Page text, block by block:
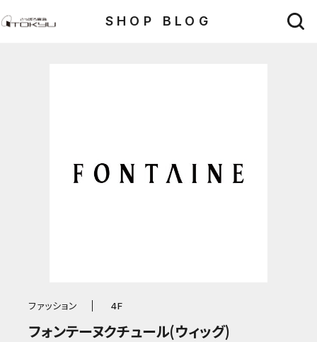
SHOP BLOG
ファッション 4F
フォンテーヌクチュール(ウィッグ)